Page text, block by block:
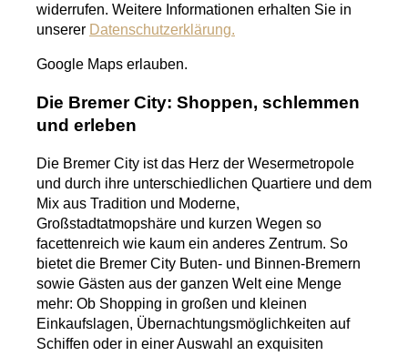
widerrufen. Weitere Informationen erhalten Sie in
unserer Datenschutzerklärung.
Google Maps erlauben.
Die Bremer City: Shoppen, schlemmen
und erleben
Die Bremer City ist das Herz der Wesermetropole
und durch ihre unterschiedlichen Quartiere und dem
Mix aus Tradition und Moderne,
Großstadtatmopshäre und kurzen Wegen so
facettenreich wie kaum ein anderes Zentrum. So
bietet die Bremer City Buten- und Binnen-Bremern
sowie Gästen aus der ganzen Welt eine Menge
mehr: Ob Shopping in großen und kleinen
Einkaufslagen, Übernachtungsmöglichkeiten auf
Schiffen oder in einer Auswahl an exquisiten